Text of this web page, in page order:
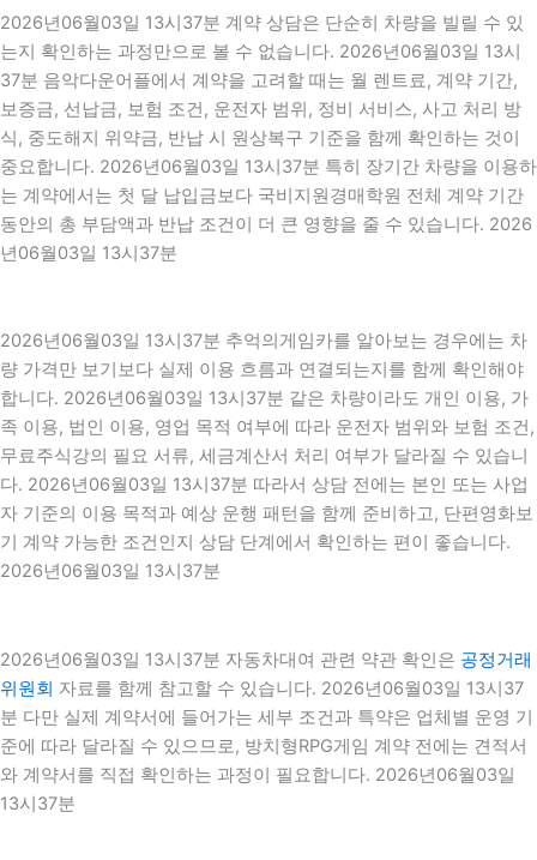
2026년06월03일 13시37분 계약 상담은 단순히 차량을 빌릴 수 있
는지 확인하는 과정만으로 볼 수 없습니다. 2026년06월03일 13시
37분 음악다운어플에서 계약을 고려할 때는 월 렌트료, 계약 기간,
보증금, 선납금, 보험 조건, 운전자 범위, 정비 서비스, 사고 처리 방
식, 중도해지 위약금, 반납 시 원상복구 기준을 함께 확인하는 것이
중요합니다. 2026년06월03일 13시37분 특히 장기간 차량을 이용하
는 계약에서는 첫 달 납입금보다 국비지원경매학원 전체 계약 기간
동안의 총 부담액과 반납 조건이 더 큰 영향을 줄 수 있습니다. 2026
년06월03일 13시37분
2026년06월03일 13시37분 추억의게임카를 알아보는 경우에는 차
량 가격만 보기보다 실제 이용 흐름과 연결되는지를 함께 확인해야
합니다. 2026년06월03일 13시37분 같은 차량이라도 개인 이용, 가
족 이용, 법인 이용, 영업 목적 여부에 따라 운전자 범위와 보험 조건,
무료주식강의 필요 서류, 세금계산서 처리 여부가 달라질 수 있습니
다. 2026년06월03일 13시37분 따라서 상담 전에는 본인 또는 사업
자 기준의 이용 목적과 예상 운행 패턴을 함께 준비하고, 단편영화보
기 계약 가능한 조건인지 상담 단계에서 확인하는 편이 좋습니다.
2026년06월03일 13시37분
2026년06월03일 13시37분 자동차대여 관련 약관 확인은 공정거래
위원회 자료를 함께 참고할 수 있습니다. 2026년06월03일 13시37
분 다만 실제 계약서에 들어가는 세부 조건과 특약은 업체별 운영 기
준에 따라 달라질 수 있으므로, 방치형RPG게임 계약 전에는 견적서
와 계약서를 직접 확인하는 과정이 필요합니다. 2026년06월03일
13시37분